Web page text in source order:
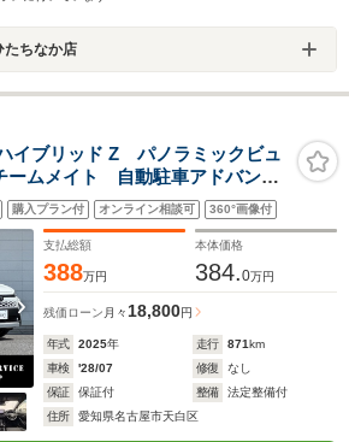
たちなか店
イブリッド Z パノラミックビュ
ムメイト 自動駐車アドバンス
ナーミラー パワーバックド
ンス ブラインドスポットモニ
ター ETC2.0
購入プラン付 オンライン相談可 360°画像付
支払総額
388万円
本体価格
384.0万円
残価ローン 月々 18,800円
年式 2025年 走行 871km
車検
'28/07 修復
なし
保証
保証付 整備
法定整備付
住所
愛知県名古屋市天白区